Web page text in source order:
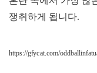
쟁취하게 됩니다.
https://gfycat.com/